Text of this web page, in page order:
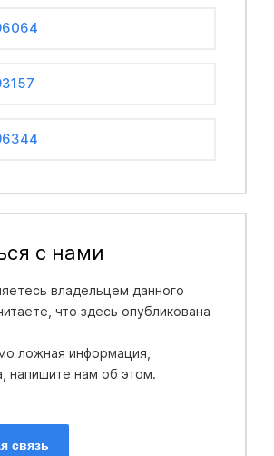
с нами
владельцем данного
что здесь опубликована
ложная информация,
напишите нам об этом.
связь